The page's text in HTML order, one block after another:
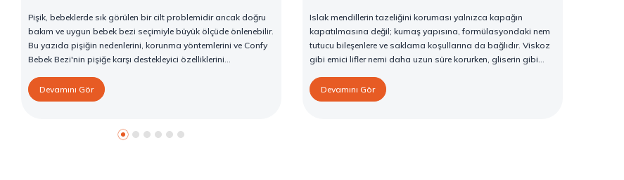
Pişik, bebeklerde sık görülen bir cilt problemidir ancak doğru
bakım ve uygun bebek bezi seçimiyle büyük ölçüde önlenebilir.
Bu yazıda pişiğin nedenlerini, korunma yöntemlerini ve Confy
Bebek Bezi'nin pişiğe karşı destekleyici özelliklerini
Devamını Gör
Islak mendillerin tazeliğini koruması yalnızca kapağın
kapatılmasına değil; kumaş yapısına, formülasyondaki nem
tutucu bileşenlere ve saklama koşullarına da bağlıdır. Viskoz
gibi emici lifler nemi daha uzun süre korurken, gliserin gibi
doğru kapatılması hava girişini azaltırken, paketin serin ve
yatay şekilde saklanması kuruma riskini düşürür. Confy Islak
Devamını Gör